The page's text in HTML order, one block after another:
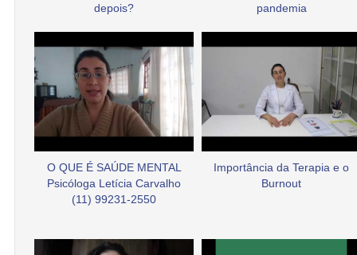
depois?
pandemia
O QUE É SAÚDE MENTAL
Psicóloga Letícia Carvalho
(11) 99231-2550
Importância da Terapia e o
Burnout